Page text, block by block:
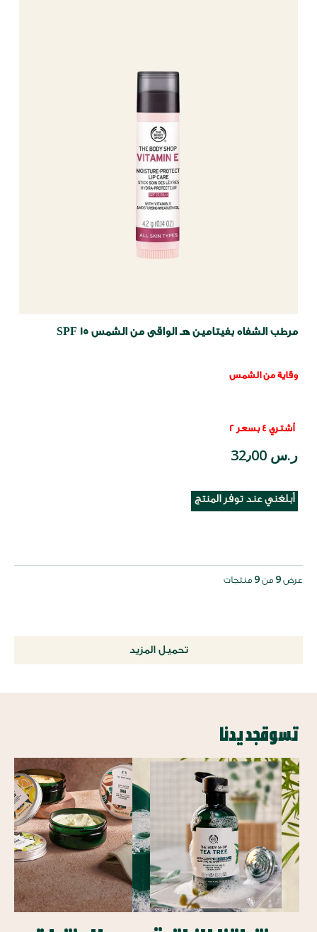
مرطب الشفاه بفيتامين هـ الواقى من الشمس SPF 15
وقاية من الشمس
أشتري 4 بسعر 2
ر.س 32٫00
أبلغني عند توفر المنتج
عرض 9 من 9 منتجات
تحميل المزيد
تسوقجديدنا